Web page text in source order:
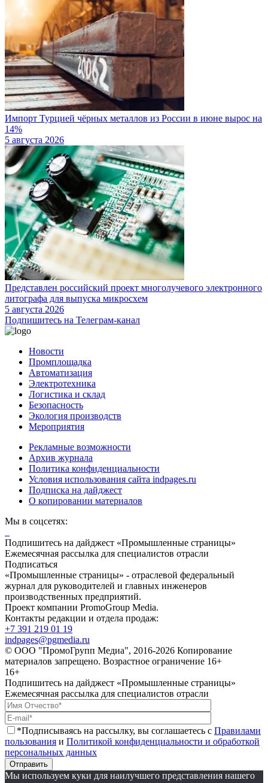
Импорт Турцией чёрных металлов из России в июне вырос на
14%
5 августа 2026
Представлен российский проект многолучевого электронного
литографа для выпуска микросхем
5 августа 2026
Подпишитесь на Телеграм-канал
Новости
Промплощадка
Автоматизация
Электротехника
Логистика и склад
Безопасность
Экология производств
Мероприятия
Рекламные возможности
Архив журнала
Политика конфиденциальности
Условия использования сайта indpages.ru
Подписка на дайджест
О копировании материалов
Мы в соцсетях:
Подпишитесь на дайджест «Промышленные страницы»
Ежемесячная рассылка для специалистов отрасли
Подписаться
«Промышленные страницы» - отраслевой федеральный
журнал для руководителей и главных инженеров
производственных предприятий.
Проект компании PromoGroup Media.
Контакты редакции и отдела продаж:
+7 391 219 01 19
indpages@pgmedia.ru
© ООО "ПромоГрупп Медиа", 2016-2026 Копирование
материалов запрещено. Возрастное ограничение 16+
16+
Подпишитесь на дайджест «Промышленные страницы»
Ежемесячная рассылка для специалистов отрасли
*Подписываясь на рассылку, вы соглашаетесь с Правилами
пользования и Политикой конфиденциальности и обработкой
персональных данных
Отправить
Мы используем куки для наилучшего представления нашего